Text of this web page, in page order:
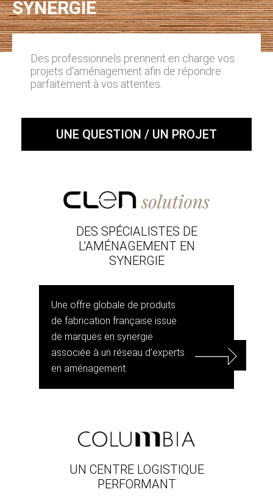
SYNERGIE
Des professionnels prennent en charge vos
projets d'aménagement afin de répondre
parfaitement à vos attentes.
UNE QUESTION / UN PROJET
DES SPÉCIALISTES DE
L’AMÉNAGEMENT EN
SYNERGIE
Une offre globale de produits
de fabrication française issue
de marques en synergie
associée à un réseau d’experts
en aménagement.
UN CENTRE LOGISTIQUE
PERFORMANT